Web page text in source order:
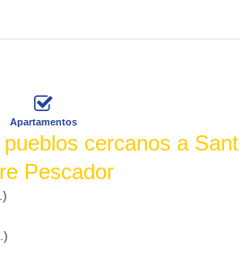
Apartamentos
cercanos a Sant
Pescador